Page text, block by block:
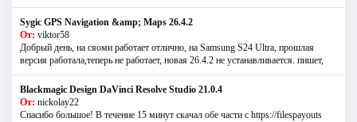
Sygic GPS Navigation &amp; Maps 26.4.2
От: viktor58
Добрый день, на сяоми работает отлично, на Samsung S24 Ultra, прошлая
версия работала,теперь не работает, новая 26.4.2 не устанавливается. пишет,
Blackmagic Design DaVinci Resolve Studio 21.0.4
От: nickolay22
Спасибо большое! В течение 15 минут скачал обе части с https://filespayouts